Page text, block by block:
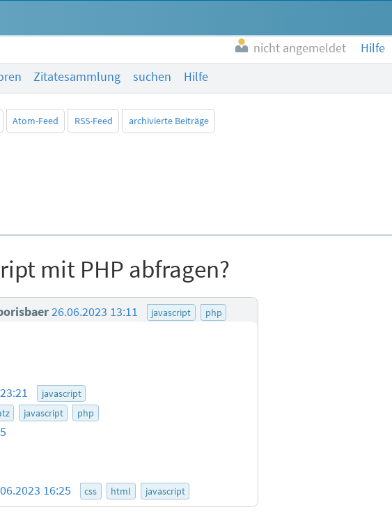
nicht angemeldet Hilfe
Zitatesammlung suchen Hilfe
Atom-Feed RSS-Feed archivierte Beiträge
mit PHP abfragen?
26.06.2023 13:11 javascript php
javascript
javascript php
16:25 css html javascript